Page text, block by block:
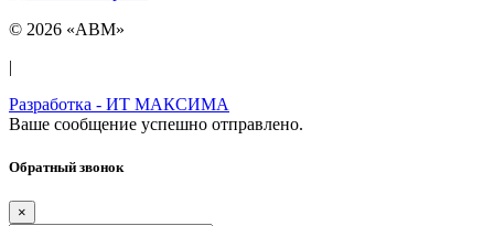
© 2026 «ABM»
|
Разработка - ИТ МАКСИМА
Ваше сообщение успешно отправлено.
Обратный звонок
×